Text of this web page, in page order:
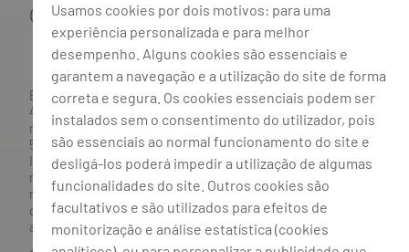
Gestão de cookies
BANCO BPI, S.A., com sede na Avenida da Boavista, 1117,
4100-129 Porto; Capital Social: € 1 293 063 324,98; matriculada
na CRC Porto sob o número de matrícula PTIRNMJ 501 214
534, como o número de identificação fiscal 501 214 534.
Intermediário financeiro registado na CMVM com o n° 300 e
no Banco de Portugal sob o código n° 10. Agente de Seguros
n.º 419527591, registado junto da Autoridade de Supervisão
de Seguros e Fundos de Pensões em 21/01/2019, e autorizado
a exercer atividade nos Ramos de Seguro Vida e Não Vida.
Usamos cookies por dois motivos: para uma
experiência personalizada e para melhor
desempenho. Alguns cookies são essenciais e
garantem a navegação e a utilização do site de forma
correta e segura. Os cookies essenciais podem ser
instalados sem o consentimento do utilizador, pois
são essenciais ao normal funcionamento do site e
desligá-los poderá impedir a utilização de algumas
funcionalidades do site. Outros cookies são
facultativos e são utilizados para efeitos de
monitorização e análise estatística (cookies